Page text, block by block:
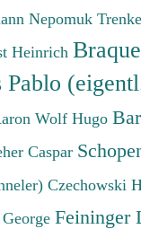
Nepomuk
Heinrich
Pablo
Wolf Hugo
Caspar
Czechowski
Feininger